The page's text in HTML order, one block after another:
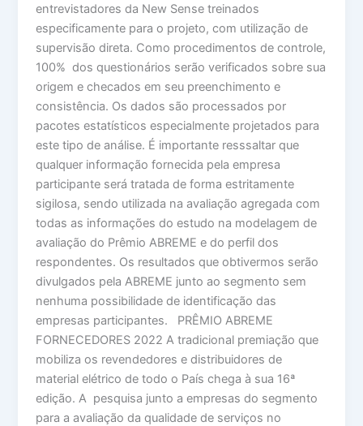
entrevistadores da New Sense treinados
especificamente para o projeto, com utilização de
supervisão direta. Como procedimentos de controle,
100% dos questionários serão verificados sobre sua
origem e checados em seu preenchimento e
consistência. Os dados são processados por
pacotes estatísticos especialmente projetados para
este tipo de análise. É importante resssaltar que
qualquer informação fornecida pela empresa
participante será tratada de forma estritamente
sigilosa, sendo utilizada na avaliação agregada com
todas as informações do estudo na modelagem de
avaliação do Prêmio ABREME e do perfil dos
respondentes. Os resultados que obtivermos serão
divulgados pela ABREME junto ao segmento sem
nenhuma possibilidade de identificação das
empresas participantes. PRÊMIO ABREME
FORNECEDORES 2022 A tradicional premiação que
mobiliza os revendedores e distribuidores de
material elétrico de todo o País chega à sua 16ª
edição. A pesquisa junto a empresas do segmento
para a avaliação da qualidade de serviços no